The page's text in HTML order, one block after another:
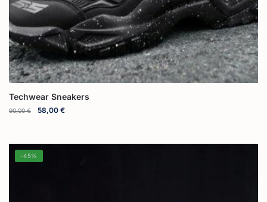
Techwear Sneakers
90,00€ 58,00 €
-45%